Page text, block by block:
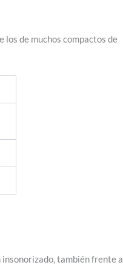
los de muchos compactos de
insonorizado, también frente a